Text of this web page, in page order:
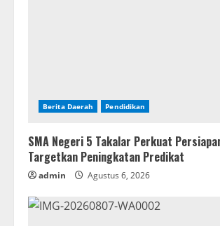
Berita Daerah Pendidikan
SMA Negeri 5 Takalar Perkuat
Targetkan Peningkatan Predikat
admin Agustus 6, 2026